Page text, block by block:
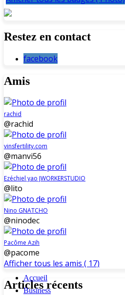
Restez en contact
facebook
Amis
rachid
@rachid
vinsfertility.com
@manvi56
Ezéchiel yao JWORKERSTUDIO
@lito
Nino GNATCHO
@ninodec
Pacôme Azih
@pacome
Afficher tous les amis ( 17)
Articles récents
Accueil
Business